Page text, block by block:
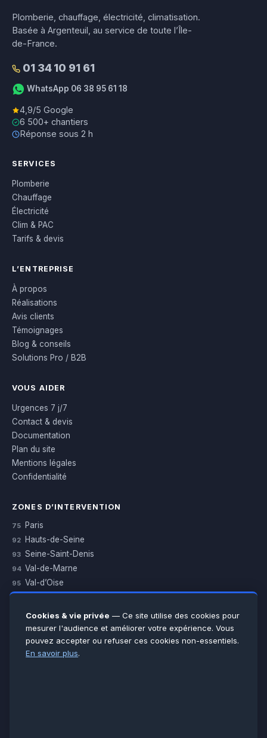
Plomberie, chauffage, électricité, climatisation.
Basée à Argenteuil, au service de toute l’Île-
de-France.
01 34 10 91 61
WhatsApp 06 38 95 61 18
4,9/5 Google
6 500+ chantiers
Réponse sous 2 h
SERVICES
Plomberie
Chauffage
Électricité
Clim & PAC
Tarifs & devis
L’ENTREPRISE
À propos
Réalisations
Avis clients
Témoignages
Blog & conseils
Solutions Pro / B2B
VOUS AIDER
Urgences 7 j/7
Contact & devis
Documentation
Plan du site
Mentions légales
Confidentialité
ZONES D’INTERVENTION
75 Paris
92 Hauts-de-Seine
93 Seine-Saint-Denis
94 Val-de-Marne
95 Val-d’Oise
Essonne
Seine-et-Marne
Voir toutes les villes →
Cookies & vie privée — Ce site utilise des cookies pour
mesurer l'audience et améliorer votre expérience. Vous
pouvez accepter ou refuser ces cookies non-essentiels.
En savoir plus.